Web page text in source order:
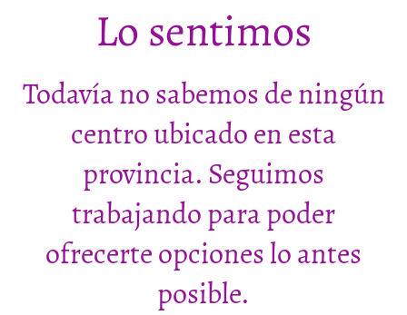
Lo sentimos
Todavía no sabemos de ningún
centro ubicado en esta
provincia. Seguimos
trabajando para poder
ofrecerte opciones lo antes
posible.